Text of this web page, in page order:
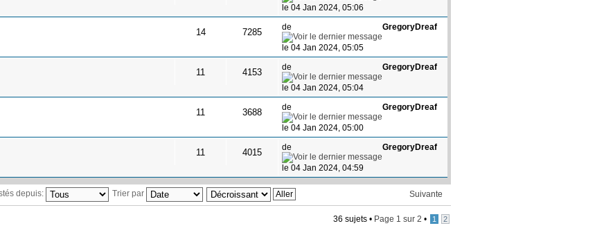
le 04 Jan 2024, 05:06
14 7285 deGregoryDreaf
le 04 Jan 2024, 05:05
11 4153 deGregoryDreaf
le 04 Jan 2024, 05:04
11 3688 deGregoryDreaf
le 04 Jan 2024, 05:00
11 4015 deGregoryDreaf
le 04 Jan 2024, 04:59
Suivante
depuis: Trier par
36 sujets • Page 1 sur 2 • 1 2